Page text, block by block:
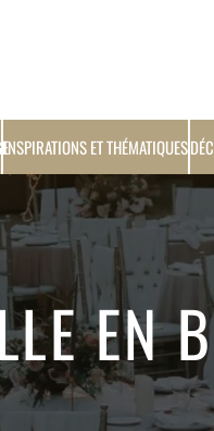
INSPIRATIONS ET THÉMATIQUES
EN